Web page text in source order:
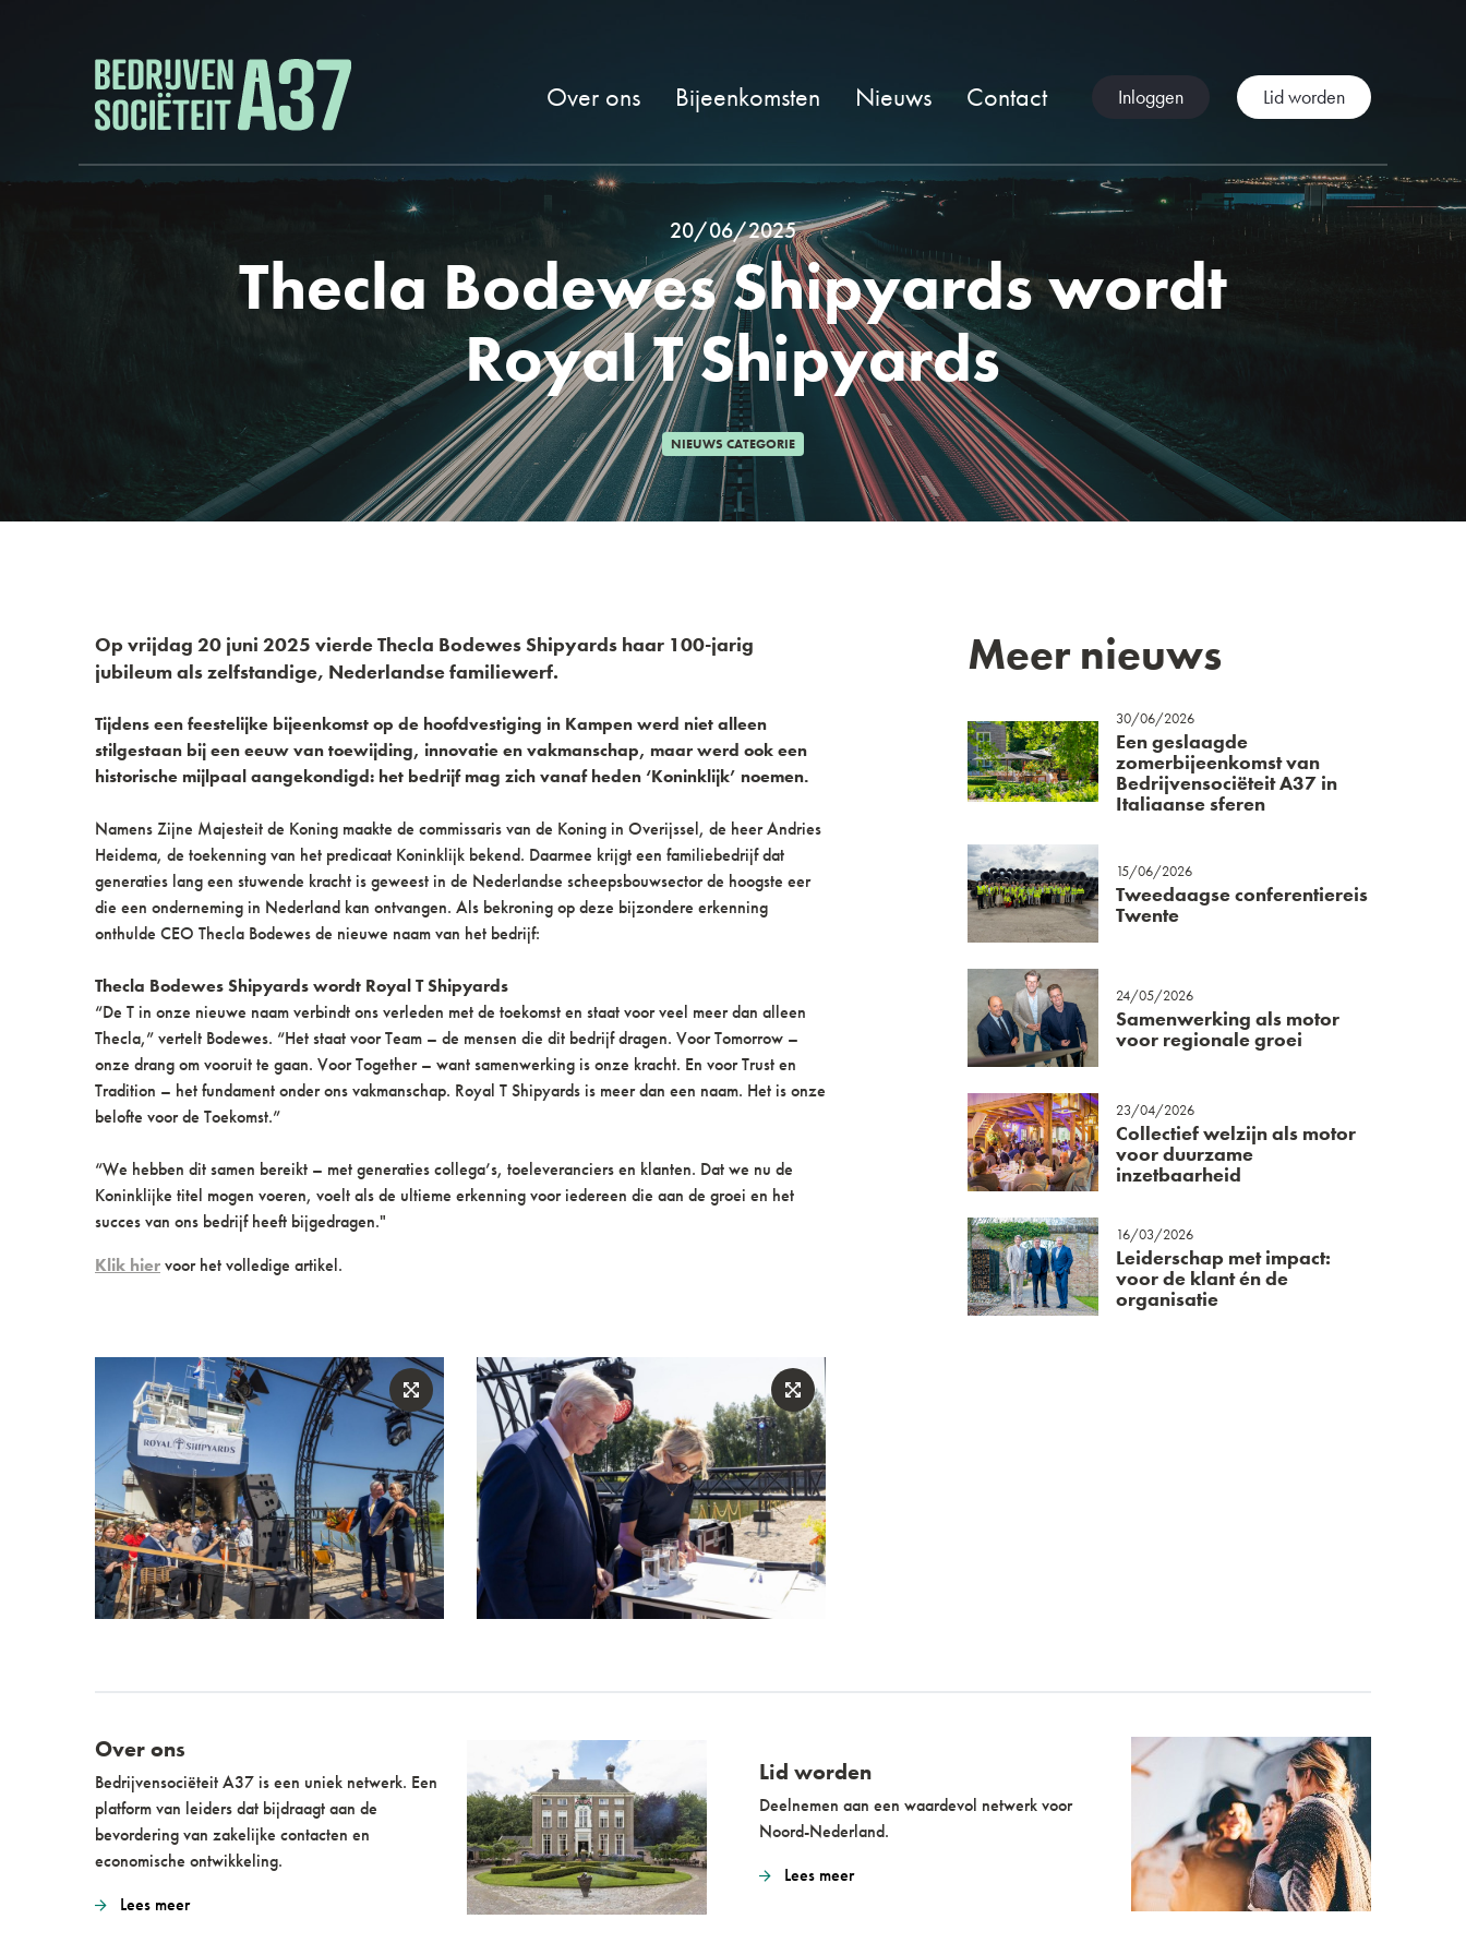
Over ons Bijeenkomsten Nieuws Contact Inloggen Lid worden
20/06/2025
Thecla Bodewes Shipyards wordt
Royal T Shipyards
NIEUWS CATEGORIE
Op vrijdag 20 juni 2025 vierde Thecla Bodewes Shipyards haar 100-jarig
jubileum als zelfstandige, Nederlandse familiewerf.
Tijdens een feestelijke bijeenkomst op de hoofdvestiging in Kampen werd niet alleen
stilgestaan bij een eeuw van toewijding, innovatie en vakmanschap, maar werd ook een
historische mijlpaal aangekondigd: het bedrijf mag zich vanaf heden ‘Koninklijk’ noemen.
Namens Zijne Majesteit de Koning maakte de commissaris van de Koning in Overijssel, de heer Andries
Heidema, de toekenning van het predicaat Koninklijk bekend. Daarmee krijgt een familiebedrijf dat
generaties lang een stuwende kracht is geweest in de Nederlandse scheepsbouwsector de hoogste eer
die een onderneming in Nederland kan ontvangen. Als bekroning op deze bijzondere erkenning
onthulde CEO Thecla Bodewes de nieuwe naam van het bedrijf:
Thecla Bodewes Shipyards wordt Royal T Shipyards
“De T in onze nieuwe naam verbindt ons verleden met de toekomst en staat voor veel meer dan alleen
Thecla,” vertelt Bodewes. “Het staat voor Team – de mensen die dit bedrijf dragen. Voor Tomorrow –
onze drang om vooruit te gaan. Voor Together – want samenwerking is onze kracht. En voor Trust en
Tradition – het fundament onder ons vakmanschap. Royal T Shipyards is meer dan een naam. Het is onze
belofte voor de Toekomst.”
“We hebben dit samen bereikt – met generaties collega’s, toeleveranciers en klanten. Dat we nu de
Koninklijke titel mogen voeren, voelt als de ultieme erkenning voor iedereen die aan de groei en het
succes van ons bedrijf heeft bijgedragen."
Klik hiervoor het volledige artikel.
Meer nieuws
30/06/2026
Een geslaagde
zomerbijeenkomst van
Bedrijvensociëteit A37 in
Italiaanse sferen
15/06/2026
Tweedaagse conferentiereis
Twente
24/05/2026
Samenwerking als motor
voor regionale groei
23/04/2026
Collectief welzijn als motor
voor duurzame
inzetbaarheid
16/03/2026
Leiderschap met impact:
voor de klant én de
organisatie
Over ons
Bedrijvensociëteit A37 is een uniek netwerk. Een
platform van leiders dat bijdraagt aan de
bevordering van zakelijke contacten en
economische ontwikkeling.
Lees meer
Lid worden
Deelnemen aan een waardevol netwerk voor
Noord-Nederland.
Lees meer